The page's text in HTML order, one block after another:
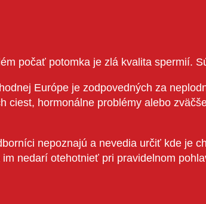
počať potomka je zlá kvalita spermií.
Európe je zodpovedných za
ciest, hormonálne problémy alebo
nepoznajú a nevedia určiť kde je
nedarí otehotnieť pri pravidelnom